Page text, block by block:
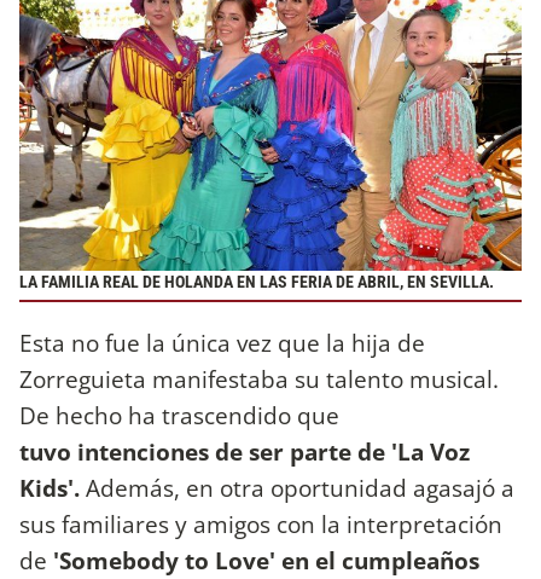
LA FAMILIA REAL DE HOLANDA EN LAS FERIA DE ABRIL, EN SEVILLA.
Esta no fue la única vez que la hija de
Zorreguieta manifestaba su talento musical.
De hecho ha trascendido que
tuvo intenciones de ser parte de 'La Voz
Kids'.Además, en otra oportunidad agasajó a
sus familiares y amigos con la interpretación
de 'Somebody to Love' en el cumpleaños